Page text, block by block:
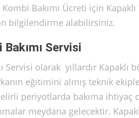
Bakımı Ücreti için
bilgilendirme alabilirsiniz.
Servisi
Servisi olarak yıllardır
eğitimini almış teknik
periyotlarda bakıma ihtiyaç
meydana gelecektir.